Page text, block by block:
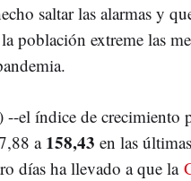
saltar las alarmas y
población extreme las
--el índice de
a158,43 en las
días ha llevado a que la